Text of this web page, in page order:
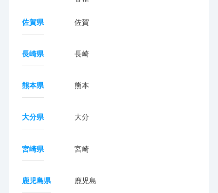
佐賀県 佐賀
長崎県 長崎
熊本県 熊本
大分県 大分
宮崎県 宮崎
鹿児島県 鹿児島